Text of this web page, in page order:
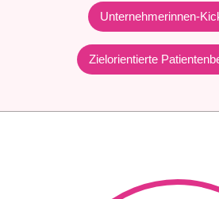
Unternehmerinnen-
Zielorientierte